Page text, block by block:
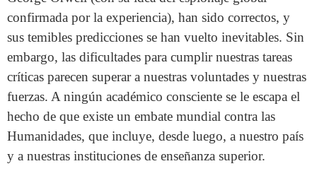
confirmada por la experiencia), han sido correctos, y
sus temibles predicciones se han vuelto inevitables. Sin
embargo, las dificultades para cumplir nuestras tareas
críticas parecen superar a nuestras voluntades y nuestras
fuerzas. A ningún académico consciente se le escapa el
hecho de que existe un embate mundial contra las
Humanidades, que incluye, desde luego, a nuestro país
y a nuestras instituciones de enseñanza superior.